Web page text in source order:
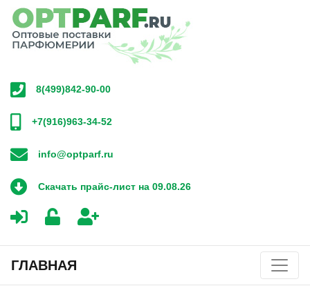
8(499)842-90-00
+7(916)963-34-52
info@optparf.ru
Скачать прайс-лист на 09.08.26
ГЛАВНАЯ